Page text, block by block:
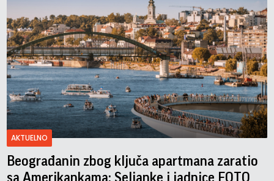
AKTUELNO
Beograđanin zbog ključa apartmana zaratio
sa Amerikankama: Seljanke i jadnice FOTO